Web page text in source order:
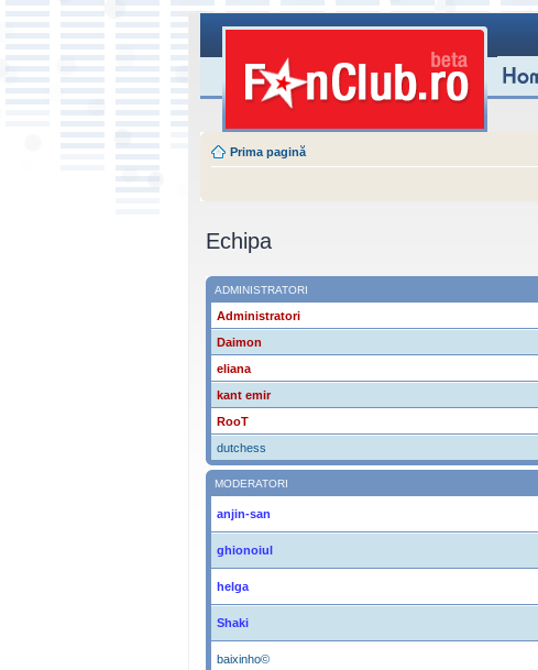
Prima pagină
Echipa
ADMINISTRATORI
Administratori
Daimon
eliana
kant emir
RooT
dutchess
MODERATORI
anjin-san
ghionoiul
helga
Shaki
baixinho©